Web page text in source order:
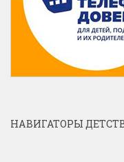
НАВИГАТОРЫ